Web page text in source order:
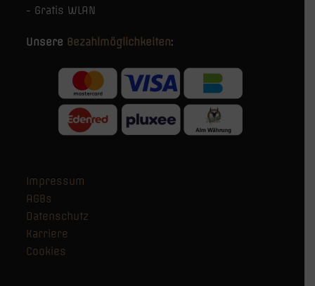
- Gratis WLAN
Unsere Bezahlmöglichkeiten:
Impressum
AGBs
Datenschutz
Karriere
Cookies